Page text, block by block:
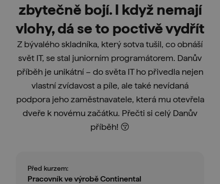
zbytečně bojí. I když nemají
vlohy, dá se to poctivě vydřít
Z bývalého skladníka, který sotva tušil, co obnáší
svět IT, se stal juniorním programátorem. Danův
příběh je unikátní – do světa IT ho přivedla nejen
vlastní zvídavost a píle, ale také nevídaná
podpora jeho zaměstnavatele, která mu otevřela
dveře k novému začátku. Přečti si celý Danův
příběh! 😚
Před kurzem:
Pracovník ve výrobě Continental